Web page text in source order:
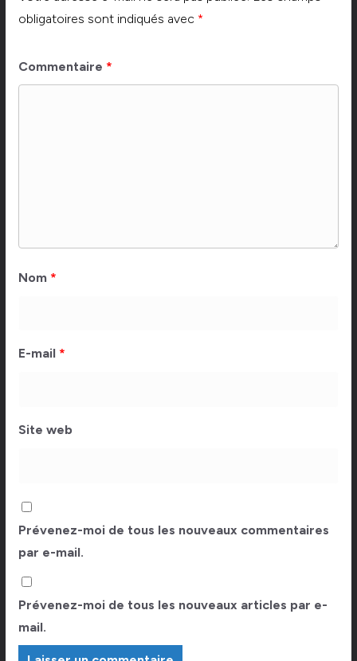
obligatoires sont indiqués avec *
Commentaire *
Nom *
E-mail *
Site web
Prévenez-moi de tous les nouveaux commentaires
par e-mail.
Prévenez-moi de tous les nouveaux articles par e-
mail.